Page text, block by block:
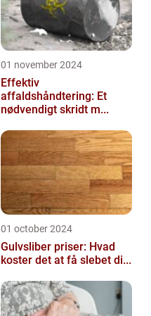
01 november 2024
Effektiv
affaldshåndtering: Et
nødvendigt skridt m...
01 october 2024
Gulvsliber priser: Hvad
koster det at få slebet di...